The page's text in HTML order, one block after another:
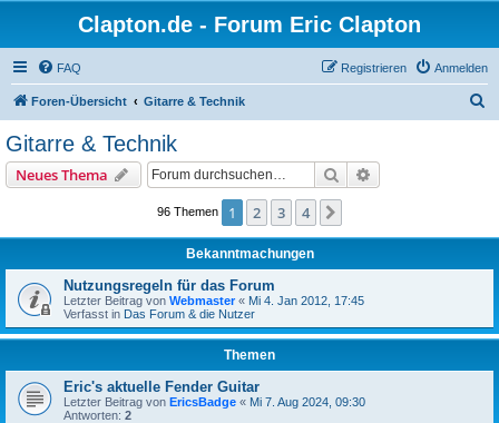
Clapton.de - Forum Eric Clapton
FAQ Anmelden
Registrieren
Foren-Übersicht Gitarre & Technik
Gitarre & Technik
Neues Thema Suche
96 Themen 1 2 3 4
Bekanntmachungen
Nutzungsregeln für das Forum
Letzter Beitrag von Webmaster« Mi 4. Jan 2012, 17:45
Verfasst in Das Forum & die Nutzer
Themen
Eric's aktuelle Fender Guitar
Letzter Beitrag von EricsBadge « Mi 7. Aug 2024, 09:30
Antworten: 2